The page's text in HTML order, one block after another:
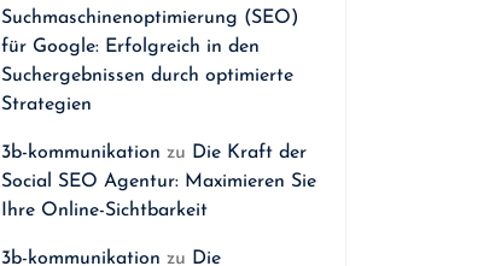
Suchmaschinenoptimierung (SEO)
für Google: Erfolgreich in den
Suchergebnissen durch optimierte
Strategien
3b-kommunikation zu Die Kraft der
Social SEO Agentur: Maximieren Sie
Ihre Online-Sichtbarkeit
3b-kommunikation zu Die